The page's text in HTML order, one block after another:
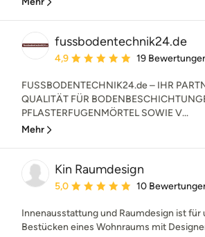
fussbodentechnik24.de
Durchschnittliche Bewertung: 4.9
4,9 19
FUSSBODENTECHNIK24.de – IHR
QUALITÄT FÜR
PFLASTERFUGENMÖRTEL SOWIE V...
Mehr
Kin Raumdesign
Durchschnittliche Bewertung: 5
5,0 10
Innenausstattung und Raumdesign ist für
Bestücken eines Wohnraums mit